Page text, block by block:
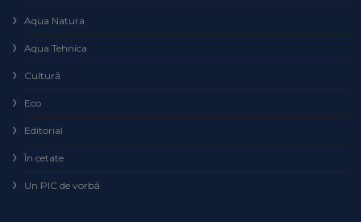
Aqua Natura
Aqua Tehnica
Cultură
Eco
Editorial
În cetate
Un PIC de vorbă